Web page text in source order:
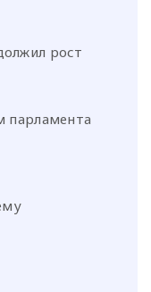
рост
парламента